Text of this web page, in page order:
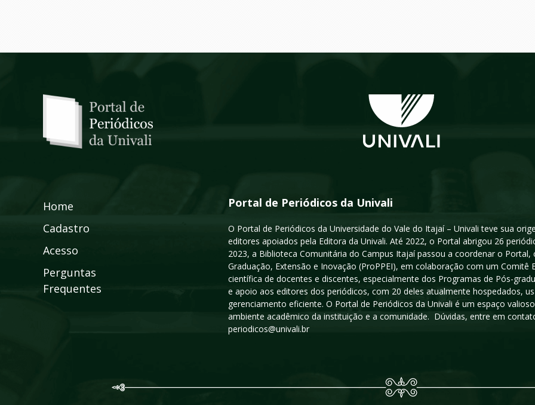
Home
Cadastro
Acesso
Perguntas
Frequentes
Portal de Periódicos da Univali
O Portal de Periódicos da Universidade do Vale do Itajaí – Univali teve sua
editores apoiados pela Editora da Univali. Até 2022, o Portal abrigou 26
2023, a Biblioteca Comunitária do Campus Itajaí passou a coordenar o
Graduação, Extensão e Inovação (ProPPEI), em colaboração com um
científica de docentes e discentes, especialmente dos Programas de Pós-
e apoio aos editores dos periódicos, com 20 deles atualmente hospedados,
gerenciamento eficiente. O Portal de Periódicos da Univali é um espaço
ambiente acadêmico da instituição e a comunidade. Dúvidas, entre em
periodicos@univali.br